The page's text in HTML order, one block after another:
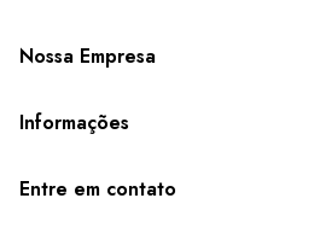
Nossa Empresa
Informações
Entre em contato